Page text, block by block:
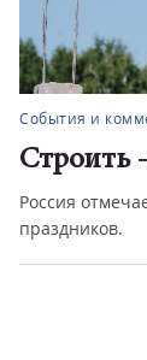
События и
Строить
Россия
праздников.